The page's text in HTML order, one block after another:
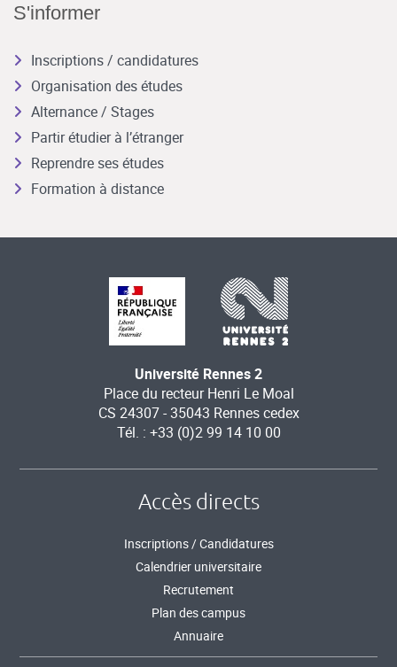
S'informer
Inscriptions / candidatures
Organisation des études
Alternance / Stages
Partir étudier à l’étranger
Reprendre ses études
Formation à distance
Université Rennes 2
Place du recteur Henri Le Moal
CS 24307 - 35043 Rennes cedex
Tél. : +33 (0)2 99 14 10 00
Accès directs
Inscriptions / Candidatures
Calendrier universitaire
Recrutement
Plan des campus
Annuaire